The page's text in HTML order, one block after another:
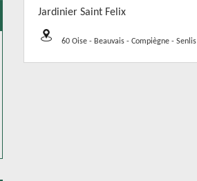
Jardinier Saint Felix
60 Oise - Beauvais - Compiègne - Senlis